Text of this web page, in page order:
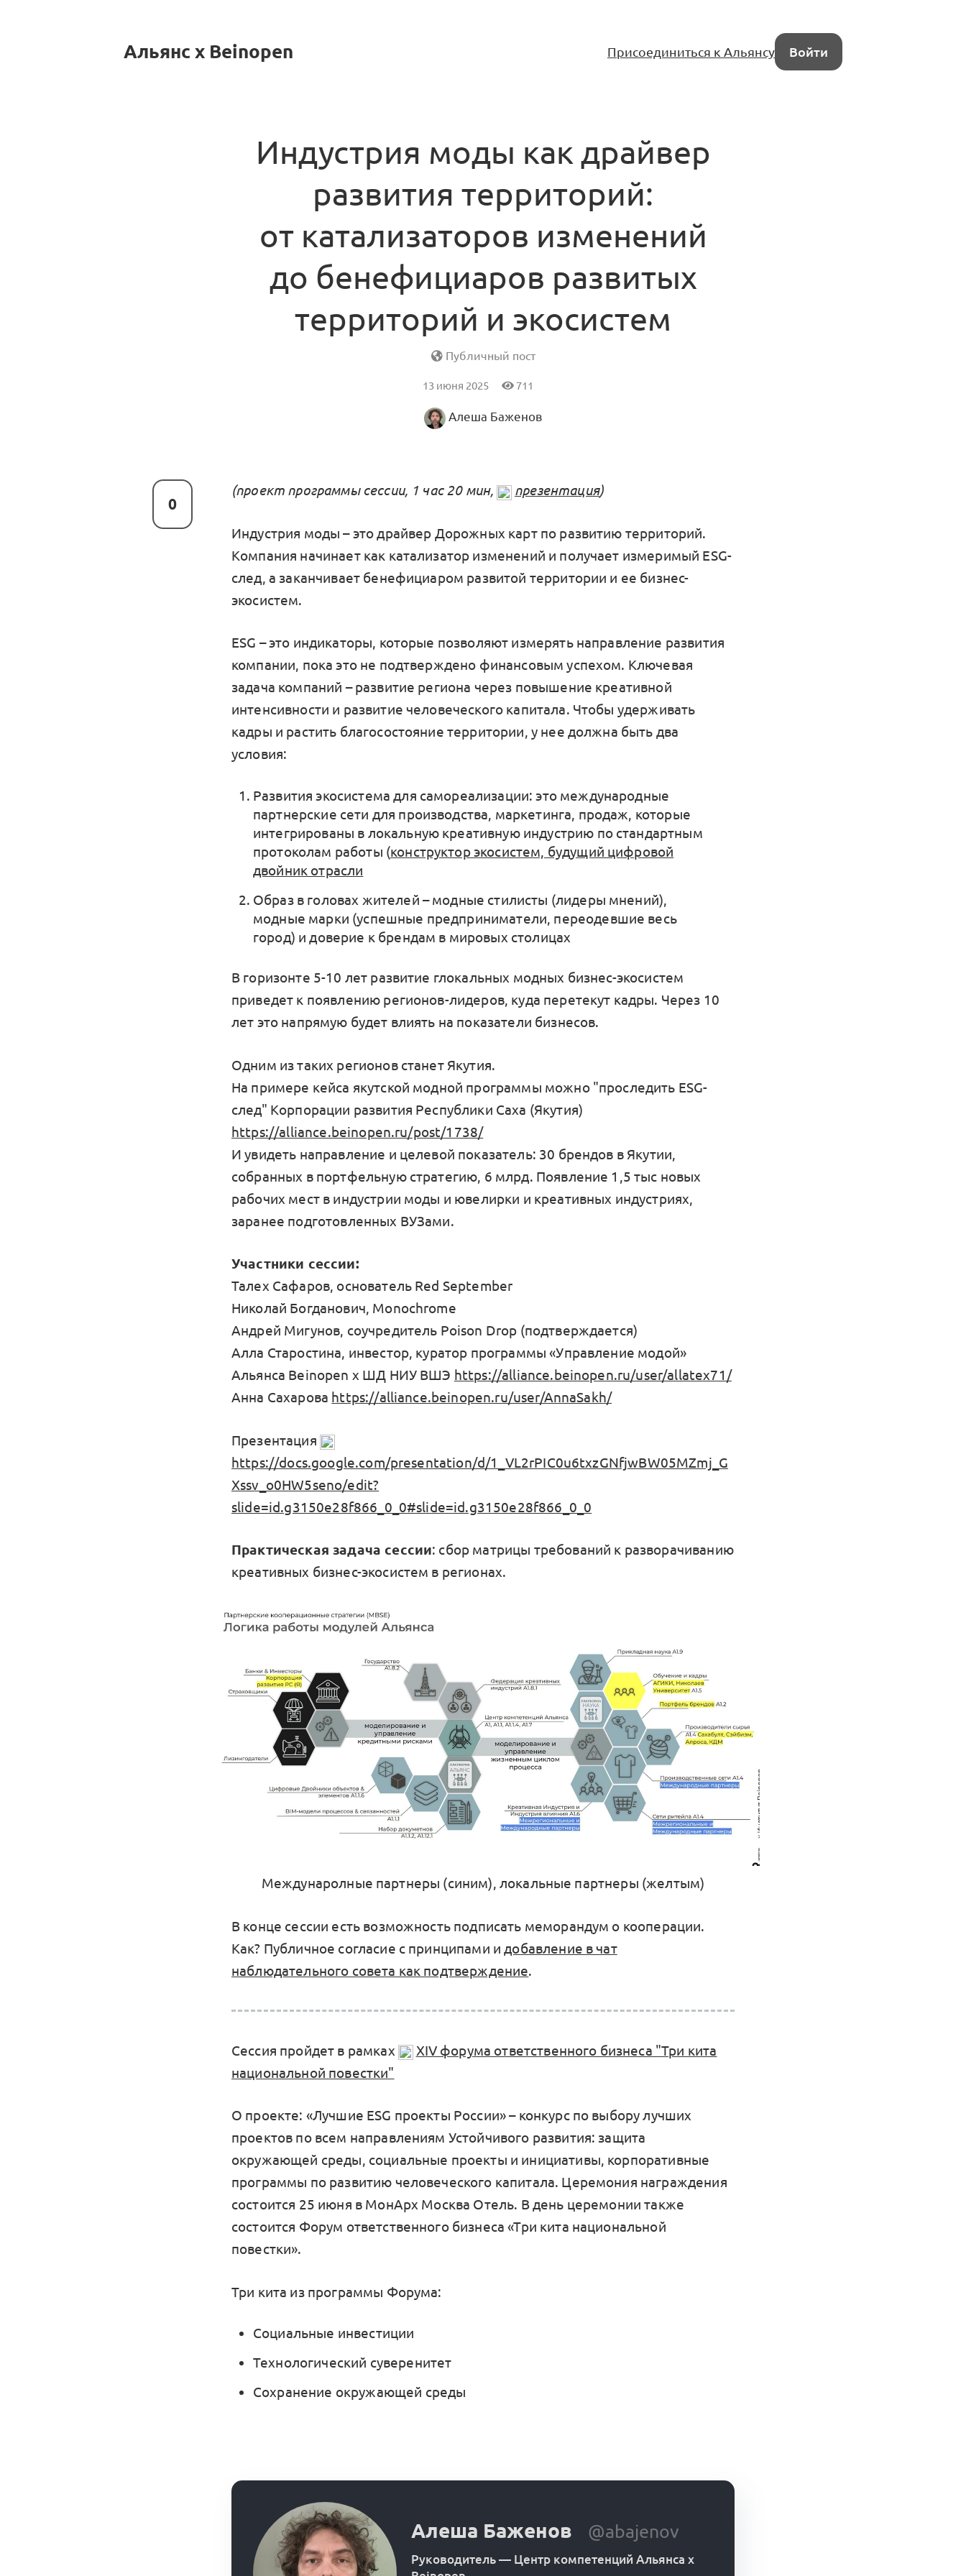
Альянс x Beinopen Присоединиться к Альянсу Войти
Индустрия моды как драйвер
развития территорий:
от катализаторов изменений
до бенефициаров развитых
территорий и экосистем
Публичный пост
13 июня 2025 711
Алеша Баженов
0
(проект программы сессии, 1 час 20 мин, презентация)
Индустрия моды – это драйвер Дорожных карт по развитию территорий.
Компания начинает как катализатор изменений и получает измеримый ESG-
след, а заканчивает бенефициаром развитой территории и ее бизнес-
экосистем.
ESG – это индикаторы, которые позволяют измерять направление развития
компании, пока это не подтверждено финансовым успехом. Ключевая
задача компаний – развитие региона через повышение креативной
интенсивности и развитие человеческого капитала. Чтобы удерживать
кадры и растить благосостояние территории, у нее должна быть два
условия:
Развития экосистема для самореализации: это международные
партнерские сети для производства, маркетинга, продаж, которые
интегрированы в локальную креативную индустрию по стандартным
протоколам работы (конструктор экосистем, будущий цифровой
двойник отрасли
Образ в головах жителей – модные стилисты (лидеры мнений),
модные марки (успешные предприниматели, переодевшие весь
город) и доверие к брендам в мировых столицах
В горизонте 5-10 лет развитие глокальных модных бизнес-экосистем
приведет к появлению регионов-лидеров, куда перетекут кадры. Через 10
лет это напрямую будет влиять на показатели бизнесов.
Одним из таких регионов станет Якутия.
На примере кейса якутской модной программы можно "проследить ESG-
след" Корпорации развития Республики Саха (Якутия)
https://alliance.beinopen.ru/post/1738/
И увидеть направление и целевой показатель: 30 брендов в Якутии,
собранных в портфельную стратегию, 6 млрд. Появление 1,5 тыс новых
рабочих мест в индустрии моды и ювелирки и креативных индустриях,
заранее подготовленных ВУЗами.
Участники сессии:
Талех Сафаров, основатель Red September
Николай Богданович, Monochrome
Андрей Мигунов, соучредитель Poison Drop (подтверждается)
Алла Старостина, инвестор, куратор программы «Управление модой»
Альянса Beinopen х ШД НИУ ВШЭ https://alliance.beinopen.ru/user/allatex71/
Анна Сахарова https://alliance.beinopen.ru/user/AnnaSakh/
Презентация
https://docs.google.com/presentation/d/1_VL2rPIC0u6txzGNfjwBW05MZmj_G
Xssv_o0HW5seno/edit?
slide=id.g3150e28f866_0_0#slide=id.g3150e28f866_0_0
Практическая задача сессии: сбор матрицы требований к разворачиванию
креативных бизнес-экосистем в регионах.
Междунаролные партнеры (синим), локальные партнеры (желтым)
В конце сессии есть возможность подписать меморандум о кооперации.
Как? Публичное согласие с принципами идобавление в чат
наблюдательного совета как подтверждение.
Сессия пройдет в рамках
XIV форума ответственного бизнеса "Три кита
национальной повестки"
О проекте: «Лучшие ESG проекты России» – конкурс по выбору лучших
проектов по всем направлениям Устойчивого развития: защита
окружающей среды, социальные проекты и инициативы, корпоративные
программы по развитию человеческого капитала. Церемония награждения
состоится 25 июня в МонАрх Москва Отель. В день церемонии также
состоится Форум ответственного бизнеса «Три кита национальной
повестки».
Три кита из программы Форума:
Социальные инвестиции
Технологический суверенитет
Сохранение окружающей среды
Алеша Баженов @abajenov
Руководитель — Центр компетенций Альянса x